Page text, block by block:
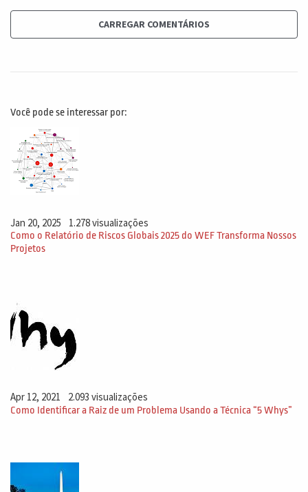
CARREGAR COMENTÁRIOS
Você pode se interessar por:
Jan 20, 2025 1.278 visualizações
Como o Relatório de Riscos Globais 2025 do WEF Transforma Nossos
Projetos
Apr 12, 2021 2.093 visualizações
Como Identificar a Raiz de um Problema Usando a Técnica “5 Whys”